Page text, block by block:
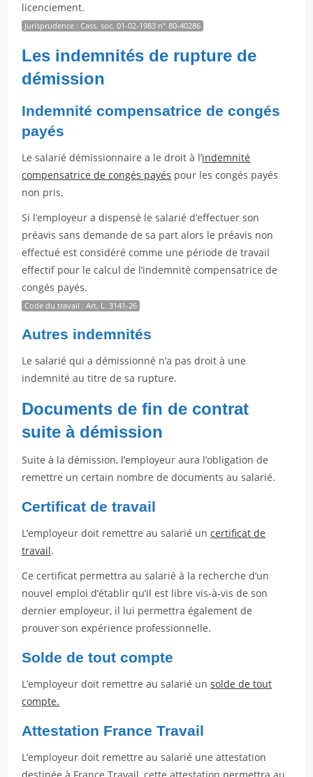
licenciement.
Jurisprudence : Cass. soc. 01-02-1983 n° 80-40286
Les indemnités de rupture de
démission
Indemnité compensatrice de congés
payés
Le salarié démissionnaire a le droit à l’indemnité
compensatrice de congés payés pour les congés payés
non pris.
Si l’employeur a dispensé le salarié d’effectuer son
préavis sans demande de sa part alors le préavis non
effectué est considéré comme une période de travail
effectif pour le calcul de l’indemnité compensatrice de
congés payés.
Code du travail : Art. L. 3141-26
Autres indemnités
Le salarié qui a démissionné n’a pas droit à une
indemnité au titre de sa rupture.
Documents de fin de contrat
suite à démission
Suite à la démission, l’employeur aura l’obligation de
remettre un certain nombre de documents au salarié.
Certificat de travail
L’employeur doit remettre au salarié uncertificat de
travail.
Ce certificat permettra au salarié à la recherche d’un
nouvel emploi d’établir qu’il est libre vis-à-vis de son
dernier employeur, il lui permettra également de
prouver son expérience professionnelle.
Solde de tout compte
L’employeur doit remettre au salarié unsolde de tout
compte.
Attestation France Travail
L’employeur doit remettre au salarié une attestation